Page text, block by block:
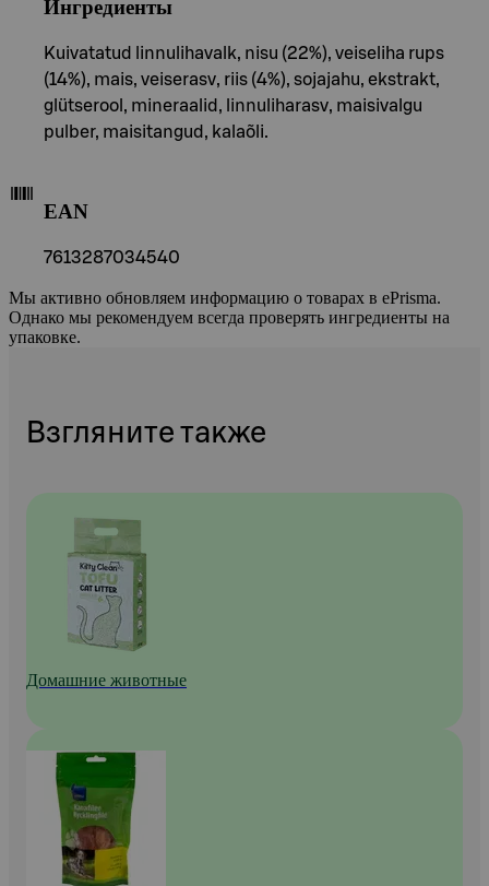
Ингредиенты
Kuivatatud linnulihavalk, nisu (22%), veiseliha rups
(14%), mais, veiserasv, riis (4%), sojajahu, ekstrakt,
glütserool, mineraalid, linnuliharasv, maisivalgu
pulber, maisitangud, kalaõli.
EAN
7613287034540
Мы активно обновляем информацию о товарах в ePrisma.
Однако мы рекомендуем всегда проверять ингредиенты на
упаковке.
Взгляните также
Домашние животные